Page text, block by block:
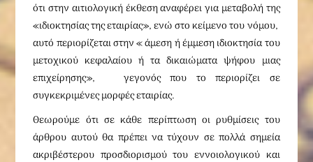
ότι στην αιτιολογική έκθεση αναφέρει για μεταβολή της
«ιδιοκτησίας της εταιρίας», ενώ στο κείμενο του νόμου,
αυτό περιορίζεται στην « άμεση ή έμμεση ιδιοκτησία του
μετοχικού κεφαλαίου ή τα δικαιώματα ψήφου μιας
επιχείρησης», γεγονός που το περιορίζει σε
συγκεκριμένες μορφές εταιρίας.
Θεωρούμε ότι σε κάθε περίπτωση οι ρυθμίσεις του
άρθρου αυτού θα πρέπει να τύχουν σε πολλά σημεία
ακριβέστερου προσδιορισμού του εννοιολογικού και